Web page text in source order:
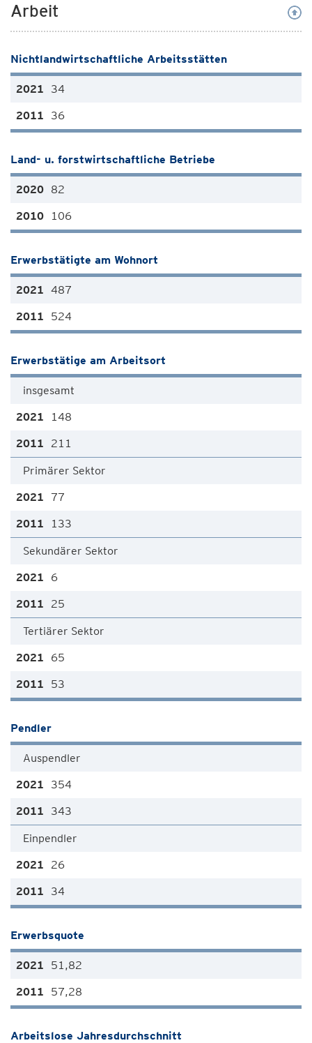
Arbeit
Nichtlandwirtschaftliche Arbeitsstätten
34
36
Land- u. forstwirtschaftliche Betriebe
82
106
Erwerbstätigte am Wohnort
487
524
Erwerbstätige am Arbeitsort
insgesamt
148
211
Primärer Sektor
77
133
Sekundärer Sektor
6
25
Tertiärer Sektor
65
53
Pendler
Auspendler
354
343
Einpendler
26
34
Erwerbsquote
51,82
57,28
Arbeitslose Jahresdurchschnitt